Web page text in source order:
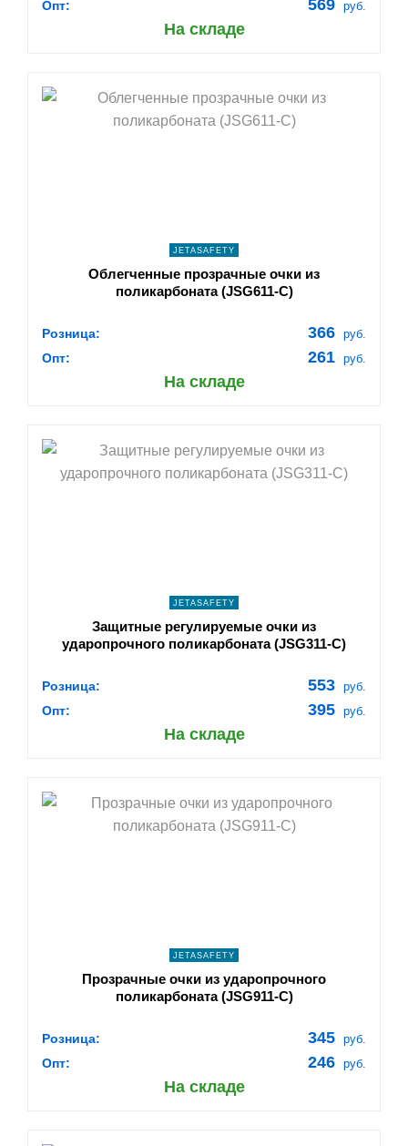
Опт: 569 руб.
На складе
shopping_cart В КОРЗИНУ
JETASAFETY
Облегченные прозрачные очки из
поликарбоната (JSG611-C)
Розница: 366 руб.
Опт: 261 руб.
На складе
shopping_cart В КОРЗИНУ
JETASAFETY
Защитные регулируемые очки из
ударопрочного поликарбоната (JSG311-C)
Розница: 553 руб.
Опт: 395 руб.
На складе
shopping_cart В КОРЗИНУ
JETASAFETY
Прозрачные очки из ударопрочного
поликарбоната (JSG911-C)
Розница: 345 руб.
Опт: 246 руб.
На складе